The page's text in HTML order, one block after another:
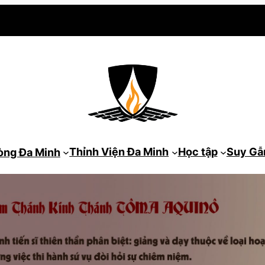
Đa Minh Thỉnh Viện Đa Minh Học tập Suy